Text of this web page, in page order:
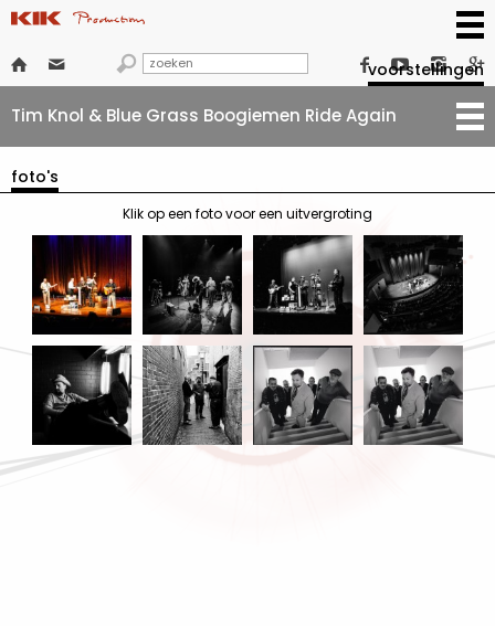
      
voorstellingen
Tim Knol & Blue Grass Boogiemen Ride Again
foto's
Klik op een foto voor een uitvergroting